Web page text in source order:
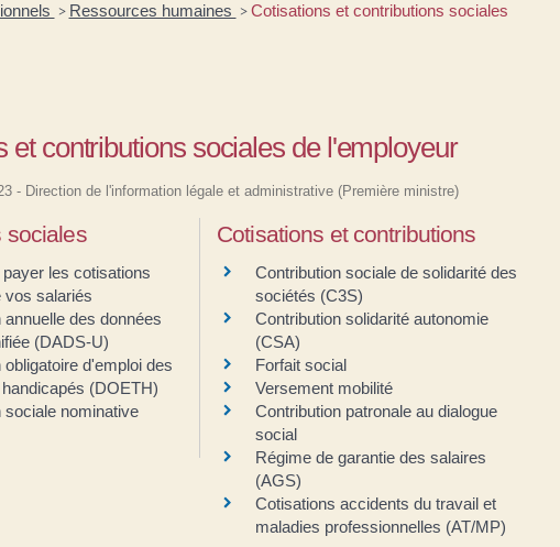
> Ressources humaines > Cotisations et contributions sociales
et contributions sociales de l'employeur
- Direction de l'information légale et administrative (Première ministre)
sociales
les cotisations
vos salariés
annuelle des données
(DADS-U)
obligatoire d'emploi des
(DOETH)
sociale nominative
Cotisations et contributions
Contribution sociale de solidarité des
sociétés (C3S)
Contribution solidarité autonomie
(CSA)
Forfait social
Versement mobilité
Contribution patronale au dialogue
social
Régime de garantie des salaires
(AGS)
Cotisations accidents du travail et
maladies professionnelles (AT/MP)